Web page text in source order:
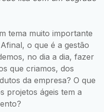
tema muito importante
o que é a gestão
no dia a dia, fazer
que criamos, dos
da empresa? O que
projetos ágeis tem a